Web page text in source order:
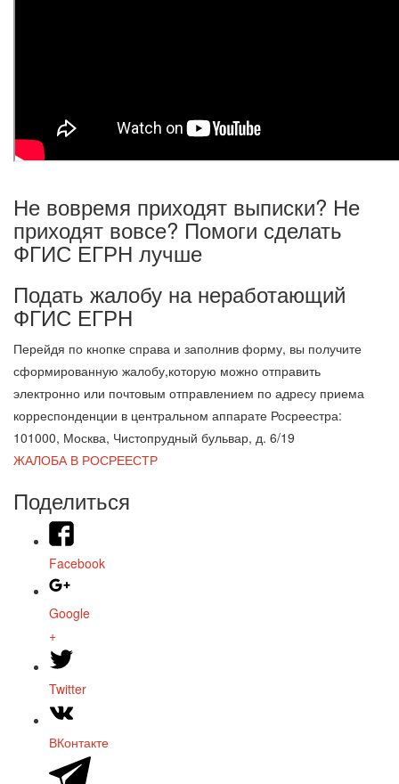
Не вовремя приходят выписки? Не
приходят вовсе? Помоги сделать
ФГИС ЕГРН лучше
Подать жалобу на неработающий
ФГИС ЕГРН
Перейдя по кнопке справа и заполнив форму, вы получите
сформированную жалобу,которую можно отправить
электронно или почтовым отправлением по адресу приема
корреспонденции в центральном аппарате Росреестра:
101000, Москва, Чистопрудный бульвар, д. 6/19
ЖАЛОБА В РОСРЕЕСТР
Поделиться
Facebook
Google
+
Twitter
ВКонтакте